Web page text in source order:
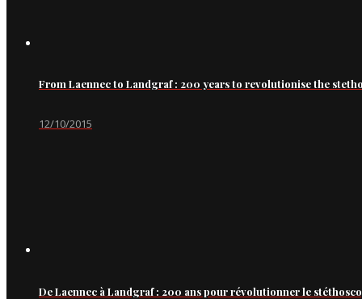
From Laennec to Landgraf : 200 years to revolutionise the
12/10/2015
De Laennec à Landgraf : 200 ans pour révolutionner le